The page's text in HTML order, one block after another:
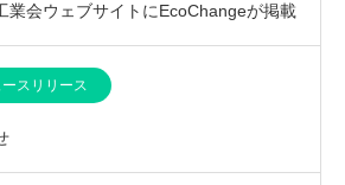
業会ウェブサイトにEcoChangeが掲載
ースリリース